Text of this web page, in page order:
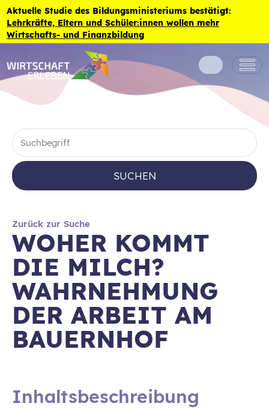
Zum Inhalt der Seite springen
Aktuelle Studie des Bildungsministeriums bestätigt:
Lehrkräfte, Eltern und Schüler:innen wollen mehr
Wirtschafts- und Finanzbildung
SUCHEN
Zurück zur Suche
WOHER KOMMT
DIE MILCH?
WAHRNEHMUNG
DER ARBEIT AM
BAUERNHOF
Inhaltsbeschreibung